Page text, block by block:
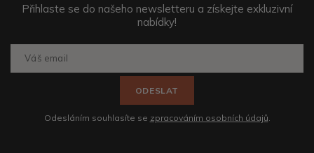
Přihlaste se do našeho newsletteru a získejte exkluzivní
nabídky!
ODESLAT
Odesláním souhlasíte se zpracováním osobních údajů